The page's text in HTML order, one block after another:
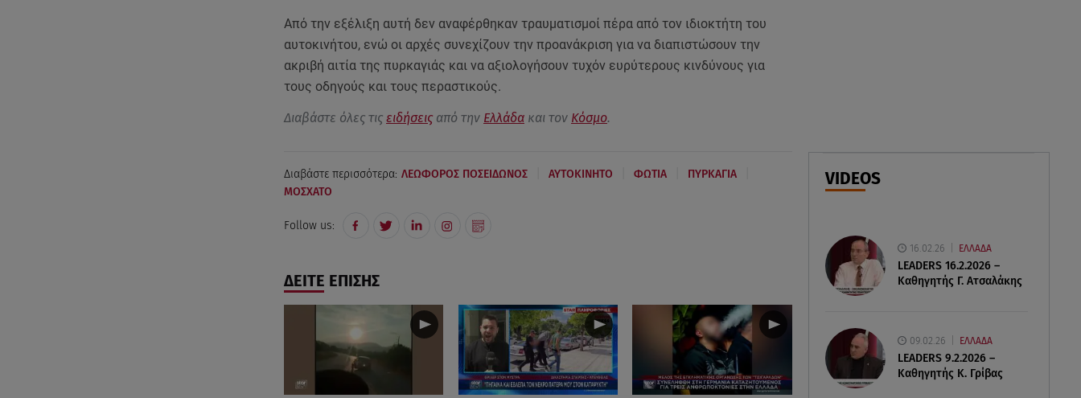
που αποκαλύπτουν οι διακοπές
για τη σχέση σου
VIDEOS
16.02.26 ΕΛΛΑΔΑ
LEADERS 16.2.2026 –
Καθηγητής Γ. Ατσαλάκης
09.02.26 ΕΛΛΑΔΑ
LEADERS 9.2.2026 –
Καθηγητής Κ. Γρίβας
Από την εξέλιξη αυτή δεν αναφέρθηκαν τραυματισμοί πέρα από τον ιδιοκτήτη του
αυτοκινήτου, ενώ οι αρχές συνεχίζουν την προανάκριση για να διαπιστώσουν την
ακριβή αιτία της πυρκαγιάς και να αξιολογήσουν τυχόν ευρύτερους κινδύνους για
τους οδηγούς και τους περαστικούς.
Διαβάστε όλες τις ειδήσειςαπό την Ελλάδακαι τον Κόσμο.
Διαβάστε περισσότερα: ΛΕΩΦΟΡΟΣ ΠΟΣΕΙΔΩΝΟΣ ΑΥΤΟΚΙΝΗΤΟ ΦΩΤΙΑ ΠΥΡΚΑΓΙΑ
ΜΟΣΧΑΤΟ
Follow us:
ΔΕΙΤΕ ΕΠΙΣΗΣ